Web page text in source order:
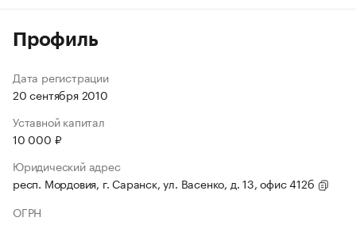
Профиль
Дата регистрации
20 сентября 2010
Уставной капитал
10 000 ₽
Юридический адрес
респ. Мордовия, г. Саранск, ул. Васенко, д. 13, офис 412б
ОГРН